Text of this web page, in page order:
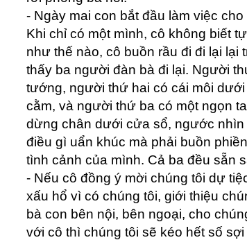
- Ngày mai con bắt đầu làm việc cho
Khi chỉ có một mình, cô không biết
như thế nào, cô buồn rầu đi đi lại lại
thấy ba người đàn bà đi lại. Người
tướng, người thứ hai có cái môi
cằm, và người thứ ba có một ngọn
dừng chân dưới cửa sổ, ngước nhìn
điều gì uẩn khúc mà phải buồn
tình cảnh của mình. Cả ba đều sẵn
- Nếu cô đồng ý mời chúng tôi dự
xấu hổ vì có chúng tôi, giới thiệu
bà con bên nội, bên ngoại, cho
với cô thì chúng tôi sẽ kéo hết số